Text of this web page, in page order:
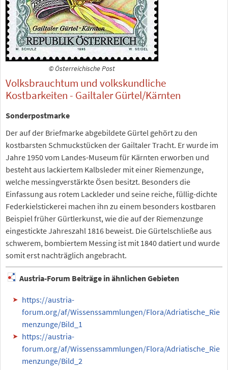
© Österreichische Post
Volksbrauchtum und volkskundliche
Kostbarkeiten - Gailtaler Gürtel/Kärnten
Sonderpostmarke
Der auf der Briefmarke abgebildete Gürtel gehört zu den
kostbarsten Schmuckstücken der Gailtaler Tracht. Er wurde im
Jahre 1950 vom Landes-Museum für Kärnten erworben und
besteht aus lackiertem Kalbsleder mit einer Riemenzunge,
welche messingverstärkte Ösen besitzt. Besonders die
Einfassung aus rotem Lackleder und seine reiche, füllig-dichte
Federkielstickerei machen ihn zu einem besonders kostbaren
Beispiel früher Gürtlerkunst, wie die auf der Riemenzunge
eingestickte Jahreszahl 1816 beweist. Die Gürtelschließe aus
schwerem, bombiertem Messing ist mit 1840 datiert und wurde
somit erst nachträglich angebracht.
Austria-Forum Beiträge in ähnlichen Gebieten
https://austria-
forum.org/af/Wissenssammlungen/Flora/Adriatische_Rie
menzunge/Bild_1
https://austria-
forum.org/af/Wissenssammlungen/Flora/Adriatische_Rie
menzunge/Bild_2